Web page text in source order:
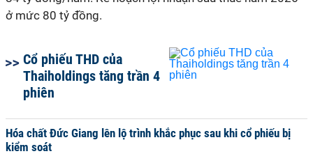
ở mức 80 tỷ đồng.
Cổ phiếu THD của
Thaiholdings tăng trần 4
phiên
Hóa chất Đức Giang lên lộ trình khắc phục sau khi cổ phiếu bị
kiểm soát